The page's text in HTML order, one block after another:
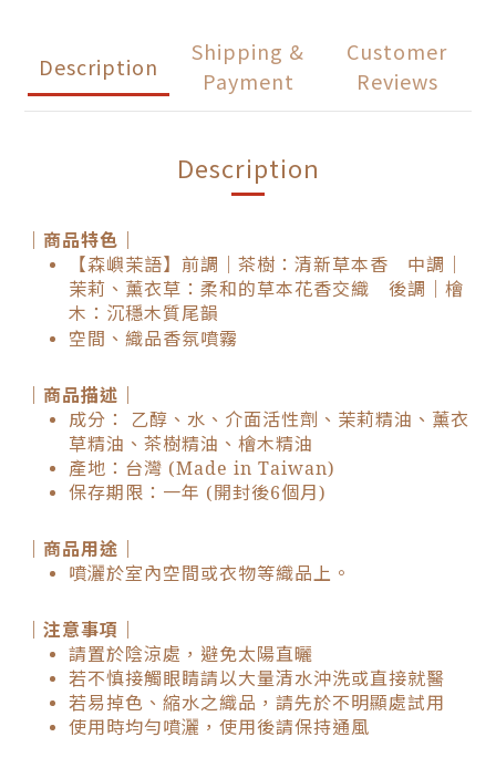
Description
Shipping &
Payment
Customer
Reviews
Description
｜商品特色｜
【森嶼茉語】前調｜茶樹：清新草本香 中調｜
茉莉、薰衣草：柔和的草本花香交織 後調｜檜
木：沉穩木質尾韻
空間、織品香氛噴霧
｜商品描述｜
成分： 乙醇、水、介面活性劑、茉莉精油、薰衣
草精油、茶樹精油、檜木精油
產地：台灣 (Made in Taiwan)
保存期限：一年 (開封後6個月)
｜商品用途｜
噴灑於室內空間或衣物等織品上。
｜注意事項｜
請置於陰涼處，避免太陽直曬
若不慎接觸眼睛請以大量清水沖洗或直接就醫
若易掉色、縮水之織品，請先於不明顯處試用
使用時均勻噴灑，使用後請保持通風